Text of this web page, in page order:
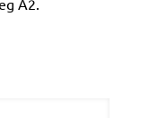
A2.